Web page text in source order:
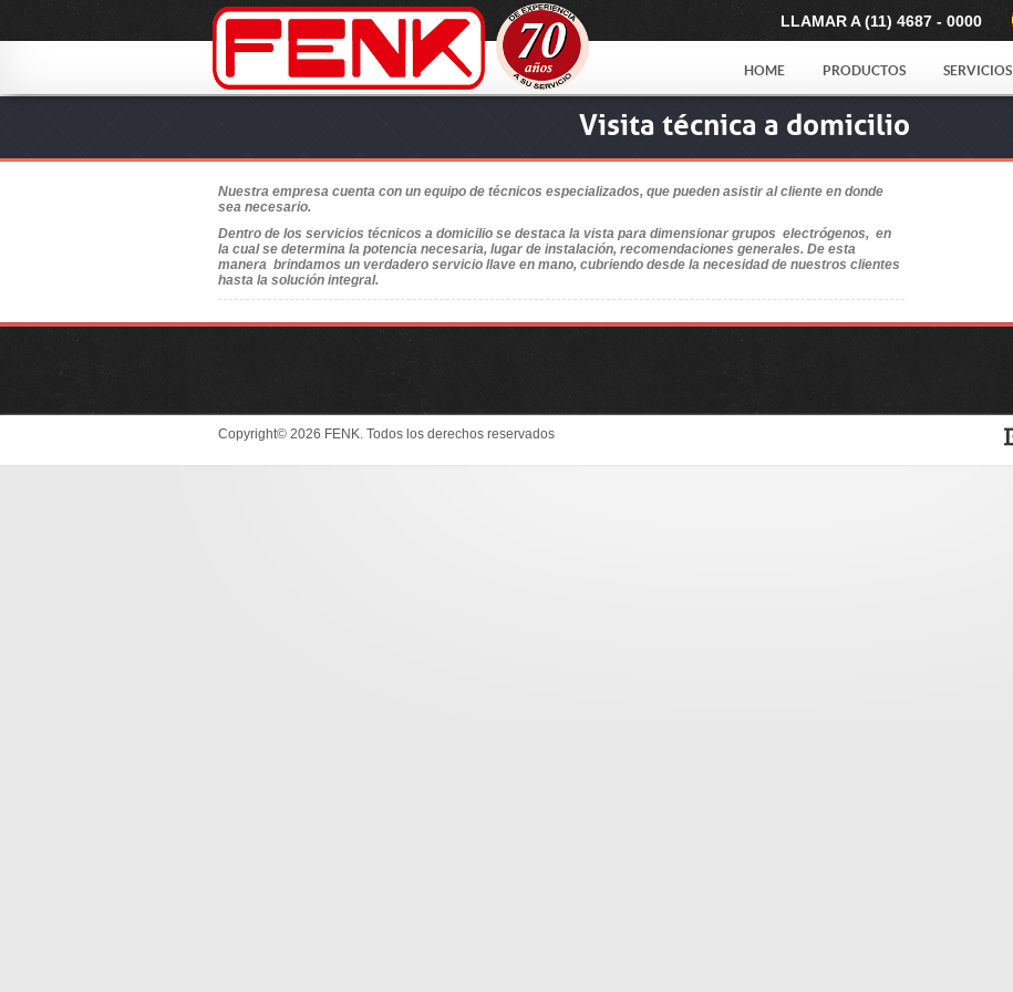
LLAMAR A (11) 4687 - 0000
HOME PRODUCTOS SERVICIOS
Visita técnica a domicilio
Nuestra empresa cuenta con un equipo de técnicos especializados, que pueden asistir al cliente en donde
sea necesario.
Dentro de los servicios técnicos a domicilio se destaca la vista para dimensionar grupos electrógenos, en
la cual se determina la potencia necesaria, lugar de instalación, recomendaciones generales. De esta
manera brindamos un verdadero servicio llave en mano, cubriendo desde la necesidad de nuestros clientes
hasta la solución integral.
Copyright© 2026 FENK. Todos los derechos reservados